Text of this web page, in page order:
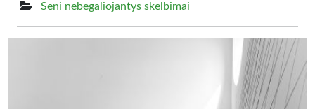
Seni nebegaliojantys skelbimai